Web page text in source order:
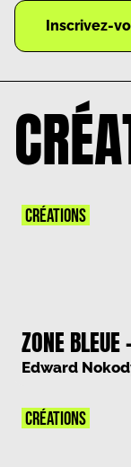
Inscrivez-
ZONE BLEUE
TERRITOIRE
Edward
CRÉATIONS
CRÉATIONS